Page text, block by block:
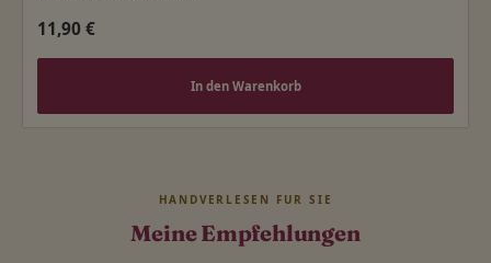
Regulärer Preis:
11,90 €
In den Warenkorb
Meine Empfehlungen
HANDVERLESEN FÜR SIE